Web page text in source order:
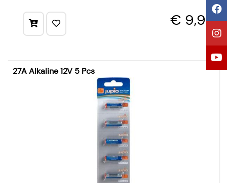
€ 9,95
27A Alkaline 12V 5 Pcs